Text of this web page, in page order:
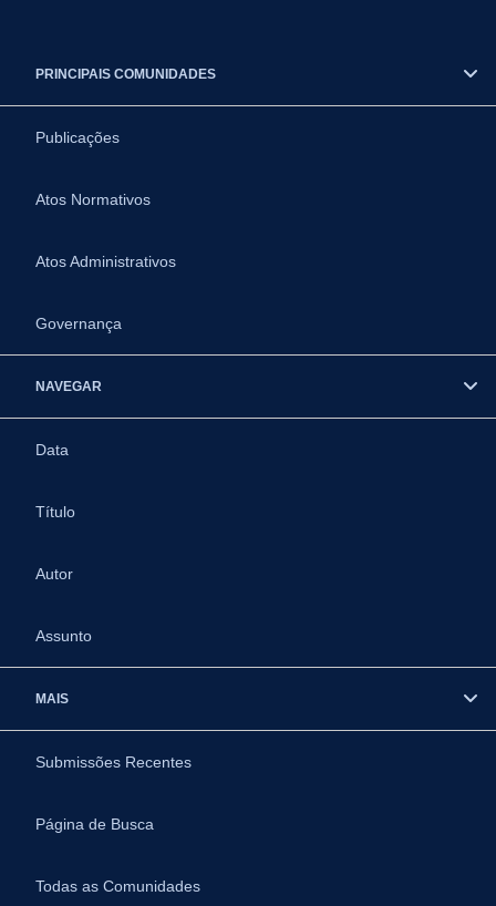
PRINCIPAIS COMUNIDADES
Publicações
Atos Normativos
Atos Administrativos
Governança
NAVEGAR
Data
Título
Autor
Assunto
MAIS
Submissões Recentes
Página de Busca
Todas as Comunidades